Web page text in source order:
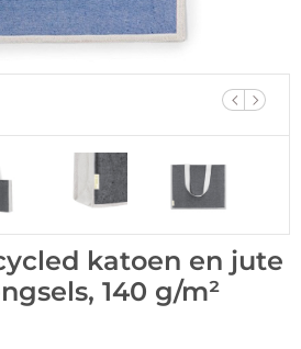
katoen en jute
140 g/m²